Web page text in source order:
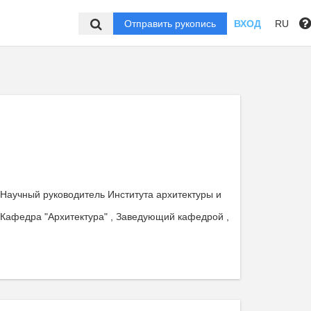
Отправить рукопись ВХОД RU
руководитель Института архитектуры и
"Архитектура" , Заведующий кафедрой ,